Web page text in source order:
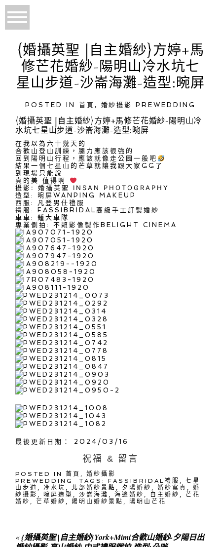
{婚攝英聖 |自主婚紗}方婷+馬
修芒花婚紗-陽明山冷水坑七
星山步道-沙崙海灘-造型:晼屏
POSTED IN 首頁 , 婚紗攝影 PREWEDDING
{婚攝英聖 |自主婚紗}方婷+馬修芒花婚紗-陽明山冷
水坑七星山步道-沙崙海灘-造型:晼屏
在我以為六十幾天的
合歡山登山訓練，腿力應該很強的
回到陽明山行程，應該就像走公園一般吧
結果一個七星山的芒草就讓我跟大家GG了
到現場只能說
真的美 值得啊
攝影:婚攝英聖 INSAN PHOTOGRAPHY
造型: 晼屏WANPING MAKEUP
西服:
凡登男仕禮服
禮服:
FASSIBRIDAL高級手工訂製婚紗
車車: 鍾大車隊
專業側拍:不賴影像製作BELIGHT CINEMA
最後更新日期： 2024/03/16
祝福 & 留言
POSTED IN首頁 ,婚紗攝影
PREWEDDING
TAGS:FASSIBRIDAL禮服 ,七星
山步道 ,冷水坑 ,北部婚紗景點 , 夕陽婚紗 ,婚紗寫真 ,婚
紗攝影 ,晼屏造型 ,沙崙海灘 ,海邊婚紗 , 自主婚紗 , 芒花
婚紗 , 芒草婚紗 , 陽明山婚紗景點 , 陽明山芒花
«{婚攝英聖 |自主婚紗}York+Mimi合歡山婚紗-夕陽日出